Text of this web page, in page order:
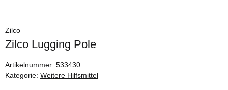
Zilco
Zilco Lugging Pole
Artikelnummer: 533430
Kategorie: Weitere Hilfsmittel